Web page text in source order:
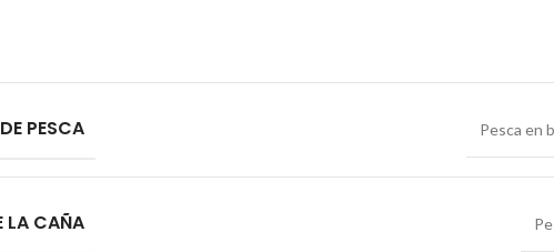
PESCA Pesca en
LA CAÑA